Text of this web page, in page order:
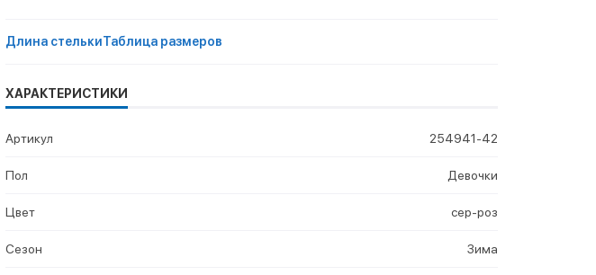
Длина стелькиТаблица размеров
ХАРАКТЕРИСТИКИ
Артикул 254941-42
Пол Девочки
Цвет сер-роз
Сезон Зима